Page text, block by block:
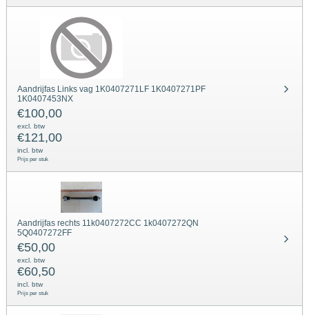
Aandrijfas Links vag 1K0407271LF 1K0407271PF
1K0407453NX
€100,00
excl. btw
€121,00
incl. btw
Prijs per stuk
Aandrijfas rechts 11k0407272CC 1k0407272QN
5Q0407272FF
€50,00
excl. btw
€60,50
incl. btw
Prijs per stuk